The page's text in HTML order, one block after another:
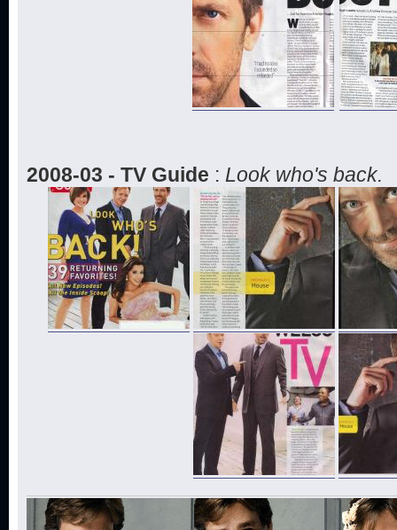
2008-03 - TV Guide : Look who's back.